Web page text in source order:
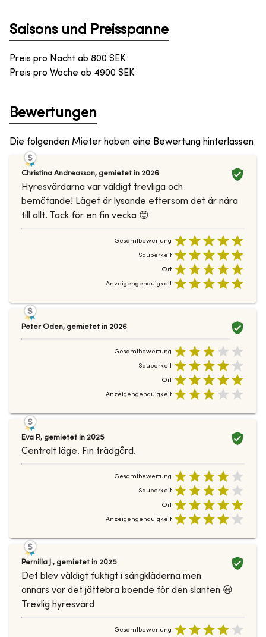
Saisons und Preisspanne
Preis pro Nacht ab 800 SEK
Preis pro Woche ab 4900 SEK
Bewertungen
Die folgenden Mieter haben eine Bewertung hinterlassen
Christina Andreasson, gemietet in 2026
Hyresvärdarna var väldigt trevliga och
bemötande! Läget är lysande eftersom det är nära
till allt. Tack för en fin vecka 😊
Gesamtbewertung
Sauberkeit
Ort
Anzeigengenauigkeit
Peter Oden, gemietet in 2026
Gesamtbewertung
Sauberkeit
Ort
Anzeigengenauigkeit
Eva P., gemietet in 2025
Centralt läge. Fin trädgård.
Gesamtbewertung
Sauberkeit
Ort
Anzeigengenauigkeit
Pernilla J., gemietet in 2025
Det blev väldigt fuktigt i sängkläderna men
annars var det jättebra boende för den slanten 😃
Trevlig hyresvärd
Gesamtbewertung